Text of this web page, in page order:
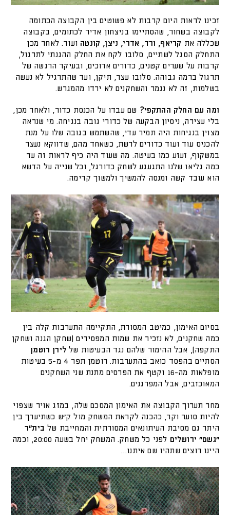
זכינו לראות היום קרבות לא פשוטים בין הקבוצה הכתומה
לקבוצה בשחור, שהסתיימו בניצחון אדיר לכתומים, בקבוצה
שכללה את קריאף, ורד, אדרי, ניצן, קונטה ועוד. לאחר מכן
התחלק הסגל לשתיים, סלובו לקח את החלק ההגנתי לתרגול,
קרבות על שערים קטנים, כדורים ארוכים, ובעיקר הרגשה של
תרגול ברמה גבוהה. סלובו עצר, תיקן, ועד שהתרגיל לא נעשה
בשלמות, זה לא נגמר והשחקנים לא ירדו מהמגרש.
ומה עם החלק ההתקפי? שם עבדו על הכנסת כדור, ולאחר מכן,
בלי עצירה, ניסיון הבקעה של כדורי גובה בנגיחה. מי שנראה
מצוין בנגיחות היה תמיר עדי, שהשתמש בגובה שלו על מנת
להכניס עוד ועוד כדורים לרשת, כשאחד מהם, שדווקא נעצר
במשקוף, זעזע כמו בעיטה. מה שעוד היה כיף לראות זה עד
כמה גליאו שלנו התגעגע לשחק כדורגל, וכל שנייה על הדשא
הוא עובד קשה ומנסה להמשיך ולמשוך קדימה.
בסיום האימון, כמיטב המסורת, התקיימה התערבות קלה בין
כמה שחקנים, לא נזכיר את שמות המפסידים (שחקן הגנה ושחקן
התקפה), אבל ההימור שלהם נגד הבעיטות שללירן רוטמן
הסתיים בהפסד כואב בהתערבות. רוטמן תפר 4 מ-5 בעיטות
מופלאות מה-16 וקטף את הפרסים מתנת שני השחקנים
המאוכזבים, אבל המפרגנים.
מחר תערוך הקבוצה את האימון המסכם שלה, במזג אויר שצפוי
להיות סוער וקר, כהכנה לקראת המשחק מול ק״ש כשתיערך בין
היתר גם מסיבת העיתונאים המסורתית והמחייבת של בית"ר
"גשם" ירושלים
לפני כל משחק. המשחק יחל בשעה 20:00, וכמה
היינו רוצים שתהיו שם איתנו…